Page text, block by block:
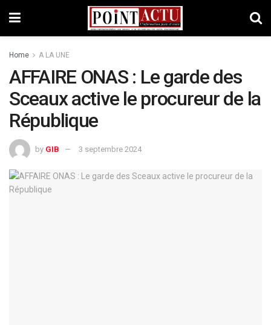
Home A LA UNE
AFFAIRE ONAS : Le garde des
Sceaux active le procureur de la
République
by GIB 3 septembre 2024